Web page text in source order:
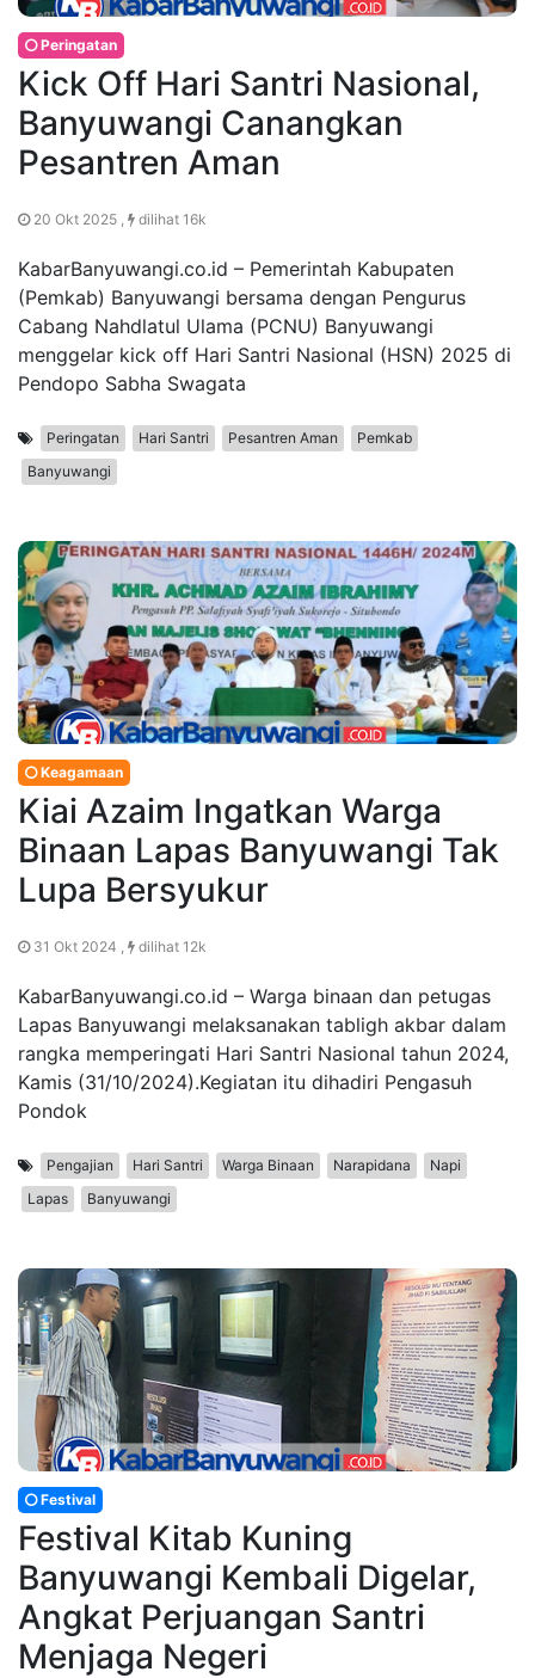
Peringatan
Kick Off Hari Santri Nasional,
Banyuwangi Canangkan
Pesantren Aman
20 Okt 2025 , dilihat 16k
KabarBanyuwangi.co.id – Pemerintah Kabupaten
(Pemkab) Banyuwangi bersama dengan Pengurus
Cabang Nahdlatul Ulama (PCNU) Banyuwangi
menggelar kick off Hari Santri Nasional (HSN) 2025 di
Pendopo Sabha Swagata
Peringatan Hari Santri Pesantren Aman
Pemkab
Banyuwangi
Keagamaan
Kiai Azaim Ingatkan Warga
Binaan Lapas Banyuwangi Tak
Lupa Bersyukur
31 Okt 2024 , dilihat 12k
KabarBanyuwangi.co.id – Warga binaan dan petugas
Lapas Banyuwangi melaksanakan tabligh akbar dalam
rangka memperingati Hari Santri Nasional tahun 2024,
Kamis (31/10/2024).Kegiatan itu dihadiri Pengasuh
Pondok
Pengajian Hari Santri Warga Binaan Narapidana
Napi
Lapas
Banyuwangi
Festival
Festival Kitab Kuning
Banyuwangi Kembali Digelar,
Angkat Perjuangan Santri
Menjaga Negeri